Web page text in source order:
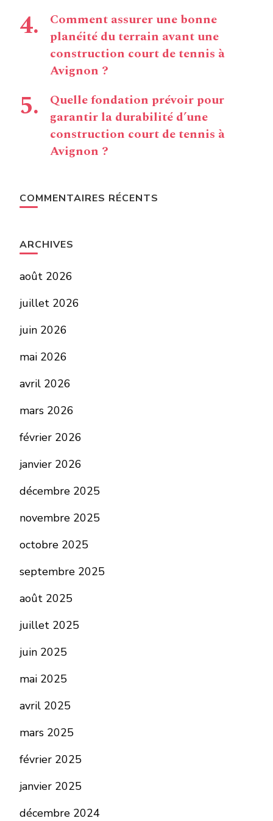
Comment assurer une bonne
planéité du terrain avant une
construction court de tennis à
Avignon ?
Quelle fondation prévoir pour
garantir la durabilité d’une
construction court de tennis à
Avignon ?
COMMENTAIRES RÉCENTS
ARCHIVES
août 2026
juillet 2026
juin 2026
mai 2026
avril 2026
mars 2026
février 2026
janvier 2026
décembre 2025
novembre 2025
octobre 2025
septembre 2025
août 2025
juillet 2025
juin 2025
mai 2025
avril 2025
mars 2025
février 2025
janvier 2025
décembre 2024